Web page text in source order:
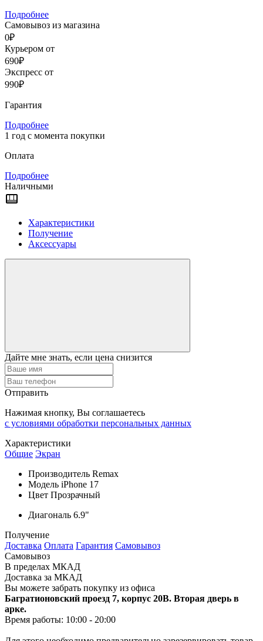
Подробнее
Самовывоз из магазина
0₽
Курьером от
690₽
Экспресс от
990₽
Гарантия
Подробнее
1 год с момента покупки
Оплата
Подробнее
Наличными
Характеристики
Получение
Аксессуары
Дайте мне знать, если цена снизится
Отправить
Нажимая кнопку, Вы соглашаетесь
с условиями обработки персональных данных
Характеристики
Общие Экран
Производитель Remax
Модель iPhone 17
Цвет Прозрачный
Диагональ 6.9"
Получение
Доставка Оплата Гарантия Самовывоз
Самовывоз
В пределах МКАД
Доставка за МКАД
Вы можете забрать покупку из офиса
Багратионовский проезд 7, корпус 20В. Вторая дверь в
арке.
Время работы: 10:00 - 20:00